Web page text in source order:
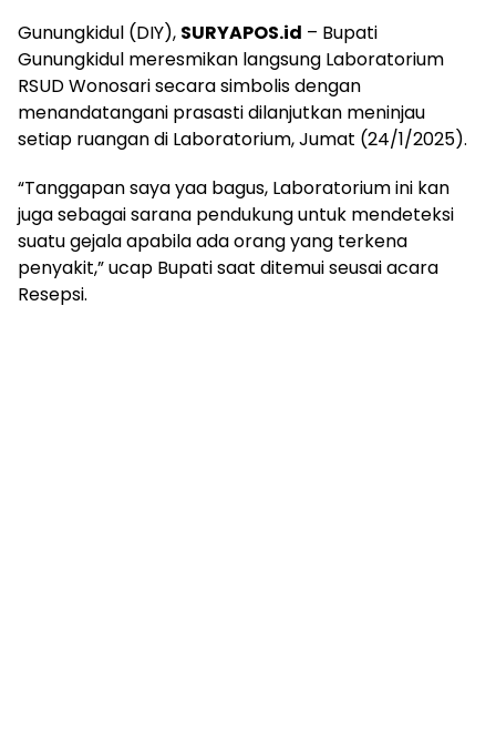
Gunungkidul (DIY), SURYAPOS.id – Bupati
Gunungkidul meresmikan langsung Laboratorium
RSUD Wonosari secara simbolis dengan
menandatangani prasasti dilanjutkan meninjau
setiap ruangan di Laboratorium, Jumat (24/1/2025).
“Tanggapan saya yaa bagus, Laboratorium ini kan
juga sebagai sarana pendukung untuk mendeteksi
suatu gejala apabila ada orang yang terkena
penyakit,” ucap Bupati saat ditemui seusai acara
Resepsi.